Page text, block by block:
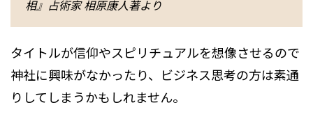
相』占術家 相原康人著より
タイトルが信仰やスピリチュアルを想像させるので
神社に興味がなかったり、ビジネス思考の方は素通
りしてしまうかもしれません。